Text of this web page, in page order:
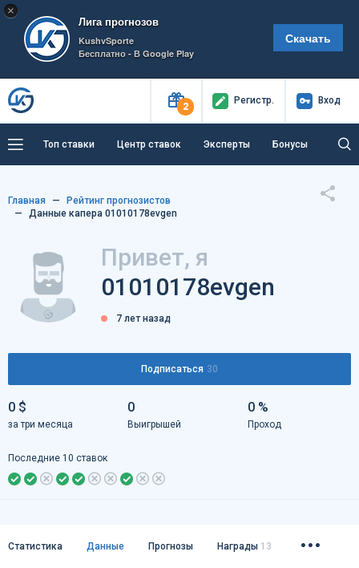
×
Лига прогнозов
KushvSporte
Бесплатно - В Google Play
Скачать
2
Регистр. Вход
Топ ставки Центр ставок Эксперты Бонусы
Как тут заработать?
Главная
Рейтинг прогнозистов
Данные капера 01010178evgen
Привет, я
01010178evgen
7 лет назад
Подписаться 30
0 $
за три месяца
0
Выигрышей
0 %
Проход
Последние 10 ставок
Статистика Данные Прогнозы Награды 13